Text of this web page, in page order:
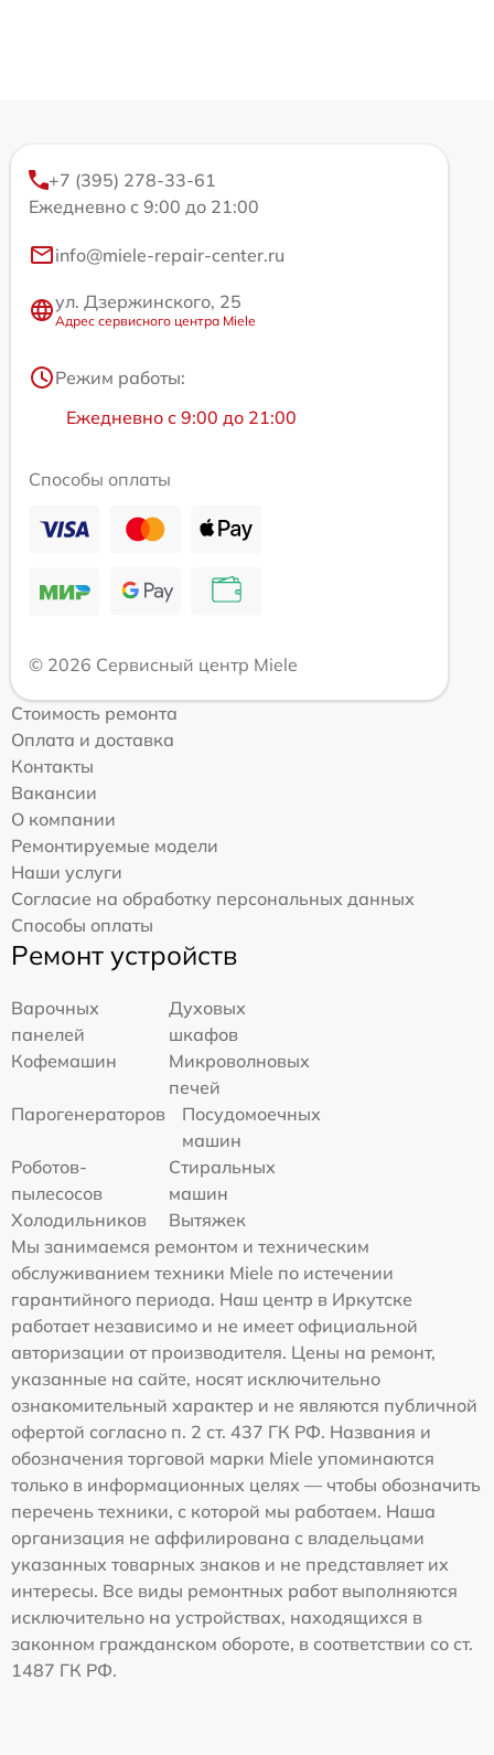
+7 (395) 278-33-61
Ежедневно с 9:00 до 21:00
info@miele-repair-center.ru
ул. Дзержинского, 25
Адрес сервисного центра Miele
Режим работы:
Ежедневно с 9:00 до 21:00
Способы оплаты
© 2026 Сервисный центр Miele
Стоимость ремонта
Оплата и доставка
Контакты
Вакансии
О компании
Ремонтируемые модели
Наши услуги
Согласие на обработку персональных данных
Способы оплаты
Ремонт устройств
Варочных
панелей
Духовых
шкафов
Кофемашин
Микроволновых
печей
Парогенераторов
Посудомоечных
машин
Роботов-
пылесосов
Стиральных
машин
Холодильников
Вытяжек
Мы занимаемся ремонтом и техническим
обслуживанием техники Miele по истечении
гарантийного периода. Наш центр в Иркутске
работает независимо и не имеет официальной
авторизации от производителя. Цены на ремонт,
указанные на сайте, носят исключительно
ознакомительный характер и не являются публичной
офертой согласно п. 2 ст. 437 ГК РФ. Названия и
обозначения торговой марки Miele упоминаются
только в информационных целях — чтобы обозначить
перечень техники, с которой мы работаем. Наша
организация не аффилирована с владельцами
указанных товарных знаков и не представляет их
интересы. Все виды ремонтных работ выполняются
исключительно на устройствах, находящихся в
законном гражданском обороте, в соответствии со ст.
1487 ГК РФ.